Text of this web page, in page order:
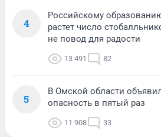
4
Российскому
растет число
не повод для радости
13 491 82
5
В Омской области
опасность в пятый раз
11 908 33